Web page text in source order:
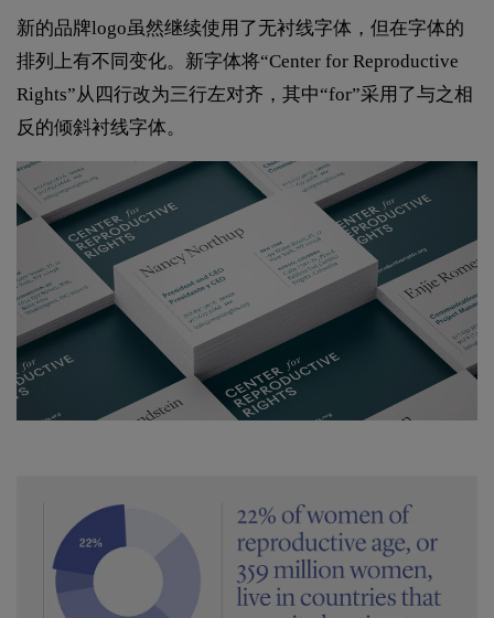
新的品牌logo虽然继续使用了无衬线字体，但在字体的
排列上有不同变化。新字体将“Center for Reproductive
Rights”从四行改为三行左对齐，其中“for”采用了与之相
反的倾斜衬线字体。